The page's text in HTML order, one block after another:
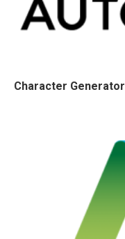
Character Generator